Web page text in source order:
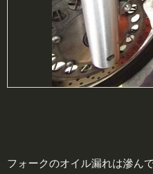
フォークのオイル漏れは滲ん